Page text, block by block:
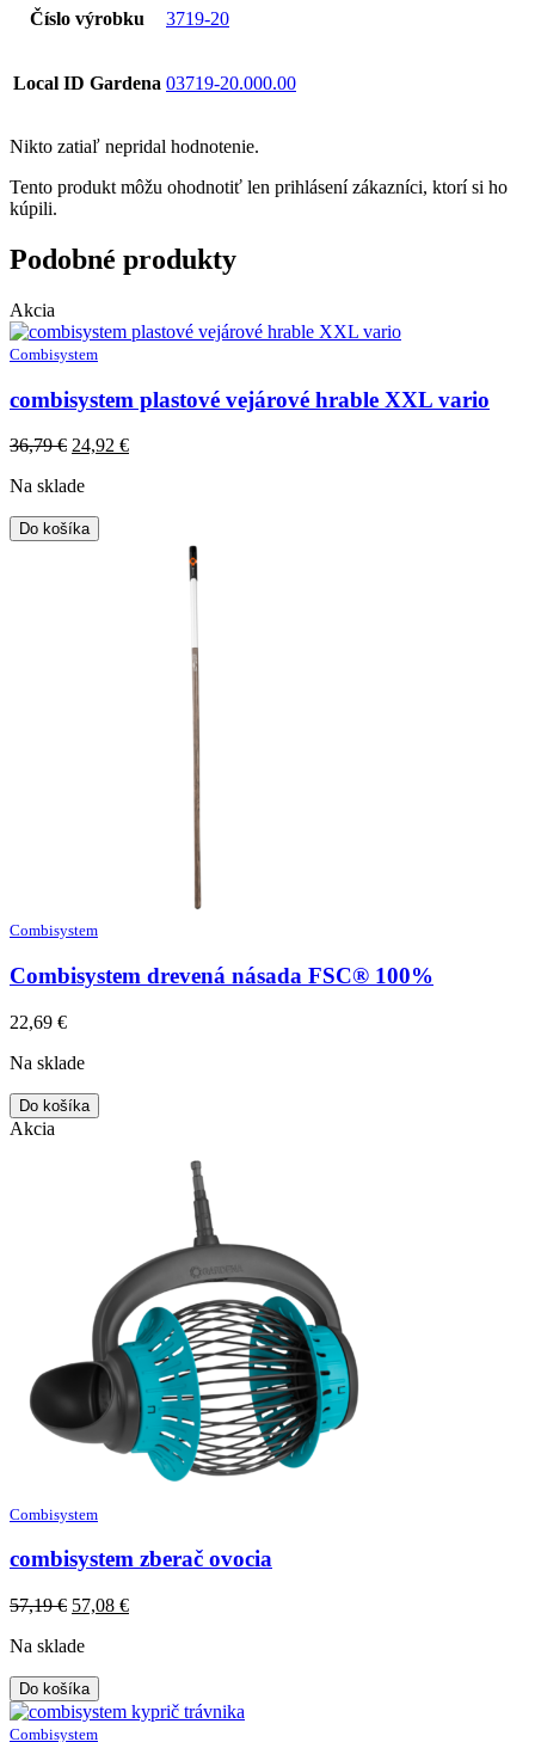
Číslo výrobku 3719-20
Local ID Gardena 03719-20.000.00
Nikto zatiaľ nepridal hodnotenie.
Tento produkt môžu ohodnotiť len prihlásení zákazníci, ktorí si ho
kúpili.
Podobné produkty
Akcia
Combisystem
combisystem plastové vejárové hrable XXL vario
36,79€ Original
was:
24,92 €Current
Na sklade
Do košíka
Combisystem
Combisystem drevená násada FSC® 100%
22,69 €
Na sklade
Do košíka
Akcia
Combisystem
combisystem zberač ovocia
57,19€ Original
was:
57,08 €Current
Na sklade
Do košíka
Combisystem